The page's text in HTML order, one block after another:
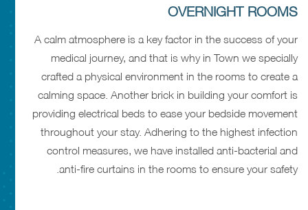
OVERNIGHT ROOMS
A calm atmosphere is a key factor in the success of your
medical journey, and that is why in Town we specially
crafted a physical environment in the rooms to create a
calming space. Another brick in building your comfort is
providing electrical beds to ease your bedside movement
throughout your stay. Adhering to the highest infection
control measures, we have installed anti-bacterial and
anti-fire curtains in the rooms to ensure your safety.